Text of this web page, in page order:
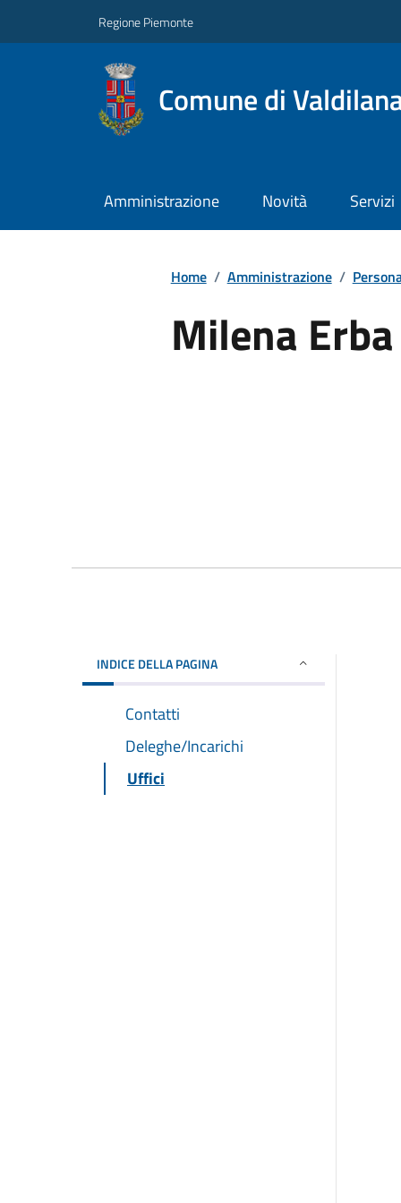
Regione Piemonte
Comune di
Amministrazione Novità Servizi
Home / Amministrazione /
Milena Erba
INDICE DELLA PAGINA
Contatti
Deleghe/Incarichi
Uffici